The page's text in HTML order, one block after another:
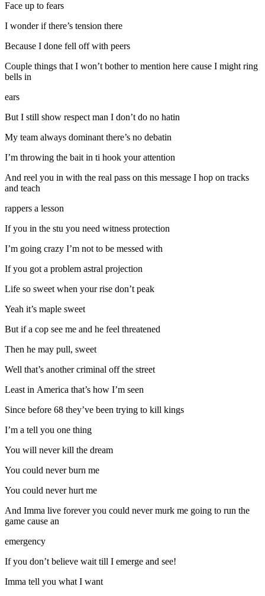
Face up to fears
I wonder if there’s tension there
Because I done fell off with peers
Couple things that I won’t bother to mention here cause I might ring
bells in
ears
But I still show respect man I don’t do no hatin
My team always dominant there’s no debatin
I’m throwing the bait in ti hook your attention
And reel you in with the real pass on this message I hop on tracks
and teach
rappers a lesson
If you in the stu you need witness protection
I’m going crazy I’m not to be messed with
If you got a problem astral projection
Life so sweet when your rise don’t peak
Yeah it’s maple sweet
But if a cop see me and he feel threatened
Then he may pull, sweet
Well that’s another criminal off the street
Least in America that’s how I’m seen
Since before 68 they’ve been trying to kill kings
I’m a tell you one thing
You will never kill the dream
You could never burn me
You could never hurt me
And Imma live forever you could never murk me going to run the
game cause an
emergency
If you don’t believe wait till I emerge and see!
Imma tell you what I want